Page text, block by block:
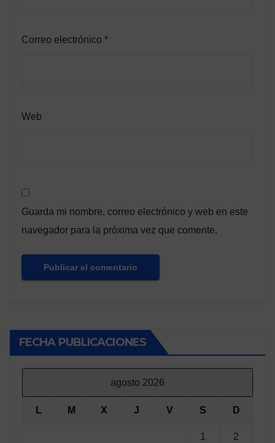
Correo electrónico *
Web
Guarda mi nombre, correo electrónico y web en este
navegador para la próxima vez que comente.
FECHA PUBLICACIONES
agosto 2026
L M X J V S D
1 2